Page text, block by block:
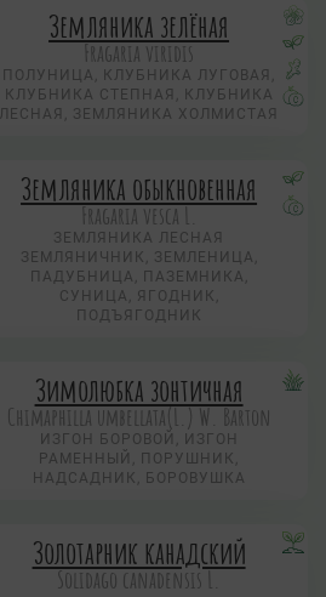
Земляника зелёная
Fragaria viridis
ПОЛУНИЦА, КЛУБНИКА ЛУГОВАЯ,
КЛУБНИКА СТЕПНАЯ, КЛУБНИКА
ЛЕСНАЯ, ЗЕМЛЯНИКА ХОЛМИСТАЯ
Земляника обыкновенная
Fragaria vesca L.
ЗЕМЛЯНИКА ЛЕСНАЯ
ЗЕМЛЯНИЧНИК, ЗЕМЛЕНИЦА,
ПАДУБНИЦА, ПАЗЕМНИКА,
СУНИЦА, ЯГОДНИК,
ПОДЪЯГОДНИК
Зимолюбка зонтичная
Chimaphilla umbellata(L.) W. Barton
ИЗГОН БОРОВОЙ, ИЗГОН
РАМЕННЫЙ, ПОРУШНИК,
НАДСАДНИК, БОРОВУШКА
Золотарник канадский
Solidago canadensis L.